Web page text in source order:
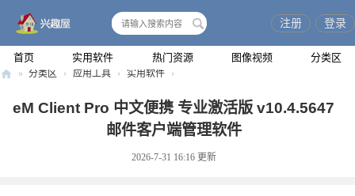
首页 实用软件 热门资源 图像视频 分类区
注册 登录
» 分类区 › 应用工具 › 实用软件 ›
eM Client Pro 中文便携 专业激活版 v10.4.5647
邮件客户端管理软件
2026-7-31 16:16 更新